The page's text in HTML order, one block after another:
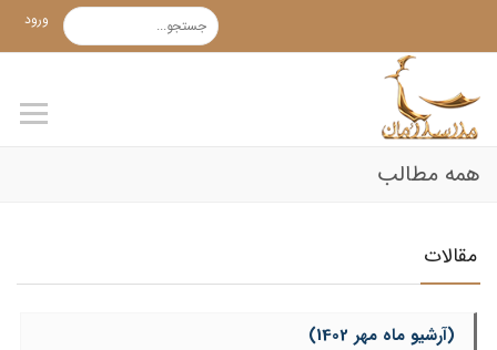
ورود
همه مطالب
مقالات
(آرشیو ماه مهر 1402)